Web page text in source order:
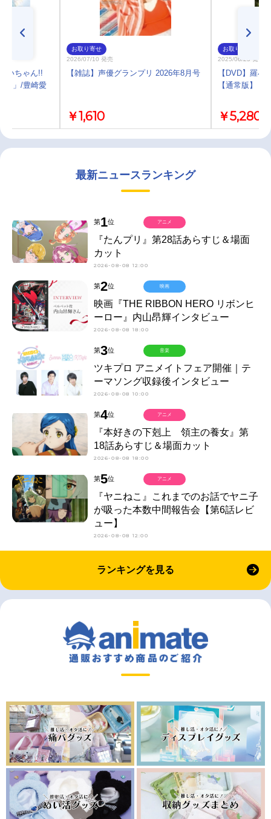
いちゃん!!
ス」/豊崎愛
お取り寄せ
2026/07/10 発売
【雑誌】声優グランプリ 2026年8月号
￥1,610
お取り寄せ
2025/06/25 発売
【DVD】羅
【通常版】
￥5,280
最新ニュースランキング
第1位
『たんプリ』第28話あらすじ＆場面
カット
2026-08-08 12:00
アニメ
第2位
映画『THE RIBBON HERO リボンヒ
ーロー』内山昂輝インタビュー
2026-08-08 18:00
映画
第3位
ツキプロ アニメイトフェア開催｜テ
ーマソング収録後インタビュー
2026-08-08 10:00
音楽
第4位
『本好きの下剋上 領主の養女』第
18話あらすじ＆場面カット
2026-08-08 18:00
アニメ
第5位
『ヤニねこ』これまでのお話でヤニ子
が吸った本数中間報告会【第6話レビ
ュー】
2026-08-08 12:00
アニメ
ランキングを見る